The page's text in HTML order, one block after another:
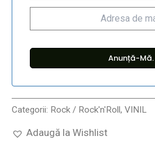
Categorii: Rock / Rock'n'Roll, VINIL
Adaugă la Wishlist